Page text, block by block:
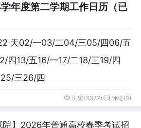
年度第二学期工作日历（已
天02/一03/二04/三05/四06/五
四13/五16/一17/二18/三19/四
三26/四
浏览(3372) 评论(0)
院】2026年普通高校春季考试招